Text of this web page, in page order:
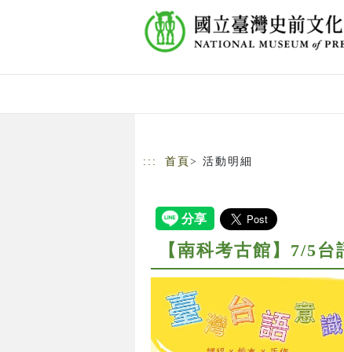
::: 首頁 > 活動明細
【南科考古館】7/5